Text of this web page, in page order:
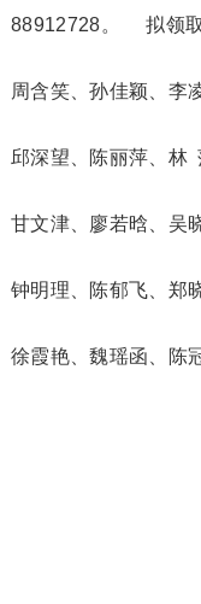
88912728。 拟领取
周含笑、孙佳颖、李
邱深望、陈丽萍、林
甘文津、廖若晗、吴
钟明理、陈郁飞、郑
徐霞艳、魏瑶函、陈